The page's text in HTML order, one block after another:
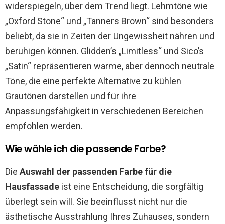
widerspiegeln, über dem Trend liegt. Lehmtöne wie
„Oxford Stone“ und „Tanners Brown“ sind besonders
beliebt, da sie in Zeiten der Ungewissheit nähren und
beruhigen können​​. Glidden’s „Limitless“ und Sico’s
„Satin“ repräsentieren warme, aber dennoch neutrale
Töne, die eine perfekte Alternative zu kühlen
Grautönen darstellen und für ihre
Anpassungsfähigkeit in verschiedenen Bereichen
empfohlen werden​​.
Wie wähle ich die passende Farbe?
Die Auswahl der passenden Farbe für die
Hausfassade ist eine Entscheidung, die sorgfältig
überlegt sein will. Sie beeinflusst nicht nur die
ästhetische Ausstrahlung Ihres Zuhauses, sondern